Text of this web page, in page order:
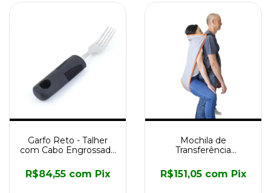
Garfo Reto - Talher
com Cabo Engrossado
R$84,55 com Pix
Mochila de
Transferência
R$151,05 com Pix